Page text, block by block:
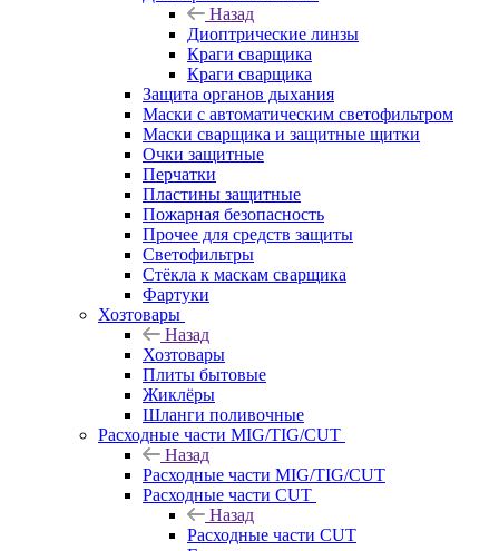
Назад
Диоптрические линзы
Краги сварщика
Краги сварщика
Защита органов дыхания
Маски с автоматическим светофильтром
Маски сварщика и защитные щитки
Очки защитные
Перчатки
Пластины защитные
Пожарная безопасность
Прочее для средств защиты
Светофильтры
Стёкла к маскам сварщика
Фартуки
Хозтовары
Назад
Хозтовары
Плиты бытовые
Жиклёры
Шланги поливочные
Расходные части MIG/TIG/CUT
Назад
Расходные части MIG/TIG/CUT
Расходные части CUT
Назад
Расходные части CUT